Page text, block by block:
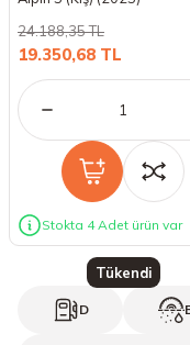
19.350,68 TL
24.188,35 TL
Stokta 4 Adet ürün var
Tükendi
D